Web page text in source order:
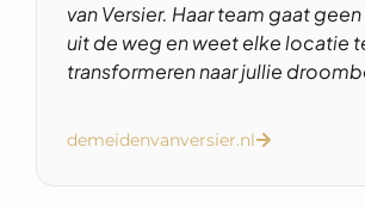
van Versier. Haar team gaat
uit de weg en weet elke locatie
transformeren naar jullie
demeidenvanversier.nl